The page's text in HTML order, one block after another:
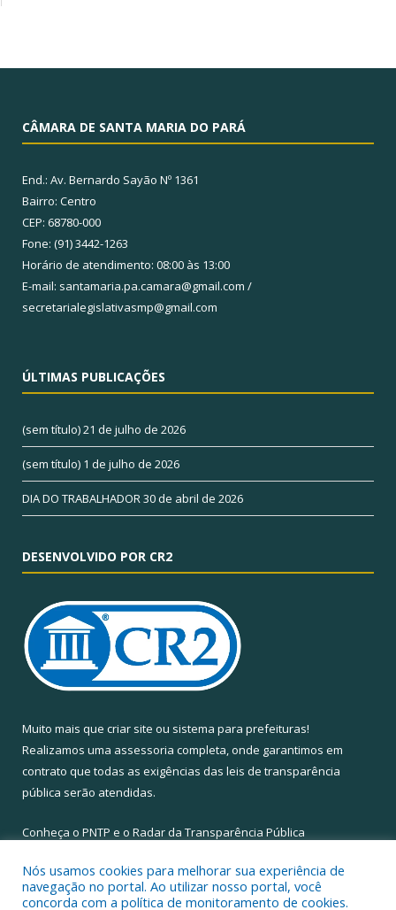
CÂMARA DE SANTA MARIA DO PARÁ
End.: Av. Bernardo Sayão Nº 1361
Bairro: Centro
CEP: 68780-000
Fone: (91) 3442-1263
Horário de atendimento: 08:00 às 13:00
E-mail: santamaria.pa.camara@gmail.com /
secretarialegislativasmp@gmail.com
ÚLTIMAS PUBLICAÇÕES
(sem título)21 de julho de 2026
(sem título) 1 de julho de 2026
DIA DO TRABALHADOR30 de abril de 2026
DESENVOLVIDO POR CR2
Muito mais que criar site ou sistema para prefeituras!
Realizamos uma assessoria completa, onde garantimos em
contrato que todas as exigências das leis de transparência
pública serão atendidas.
Conheça o PNTP e o Radar da Transparência Pública
Nós usamos cookies para melhorar sua experiência de
navegação no portal. Ao utilizar nosso portal, você
concorda com a política de monitoramento de cookies.